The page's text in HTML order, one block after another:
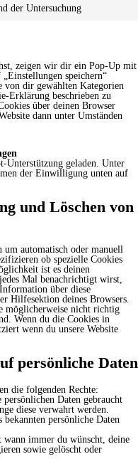
der Untersuchung
zeigen wir dir ein Pop-Up mit
speichern“
von dir gewählten Kategorien
Erklärung beschrieben zu
über deinen Browser
dann unter Umständen
Unterstützung geladen. Unter
der Einwilligung unten auf
und Löschen von
automatisch oder manuell
ob spezielle Cookies
ist es deinen
Mal benachrichtigt wirst,
über diese
Hilfesektion deines Browsers.
möglicherweise nicht richtig
Wenn du die Cookies in
wenn du unsere Website
persönliche Daten
die folgenden Rechte:
Daten gebraucht
diese verwahrt werden.
persönliche Daten
wann immer du wünscht, deine
sowie gelöscht oder